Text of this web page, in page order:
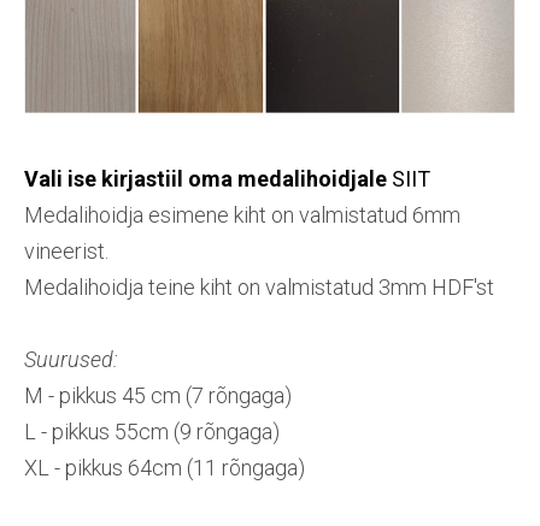
Vali ise kirjastiil oma medalihoidjale SIIT
Medalihoidja esimene kiht on valmistatud 6mm
vineerist.
Medalihoidja teine kiht on valmistatud 3mm HDF'st
Suurused:
M - pikkus 45 cm (7 rõngaga)
L - pikkus 55cm (9 rõngaga)
XL - pikkus 64cm (11 rõngaga)